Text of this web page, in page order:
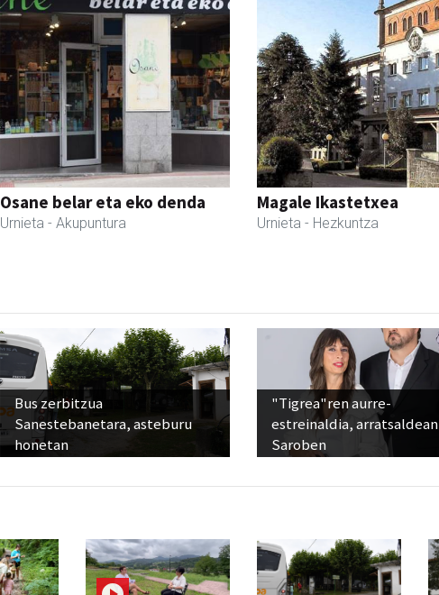
Osane belar eta eko denda
Urnieta - Akupuntura
Magale Ikastetxea
Urnieta - Hezkuntza
Bus zerbitzua
Sanestebanetara, asteburu
honetan
"Tigrea"ren aurre-
estreinaldia, arratsaldean
Saroben